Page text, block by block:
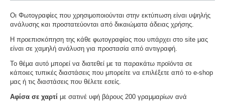
Οι Φωτογραφίες που χρησιμοποιούνται στην εκτύπωση είναι υψηλής
ανάλυσης και προστατεύονται από δικαιώματα άδειας χρήσης.
Η προεπισκόπηση της κάθε φωτογραφίας που υπάρχει στο site μας
είναι σε χαμηλή ανάλυση για προστασία από αντιγραφή.
Το θέμα αυτό μπορεί να διατεθεί με τα παρακάτω προϊόντα σε
κάποιες τυπικές διαστάσεις που μπορείτε να επιλέξετε από το e-shop
μας ή τις διαστάσεις που θέλετε εσείς.
Αφίσα σε χαρτί με σατινέ υφή βάρους 200 γραμμαρίων ανά